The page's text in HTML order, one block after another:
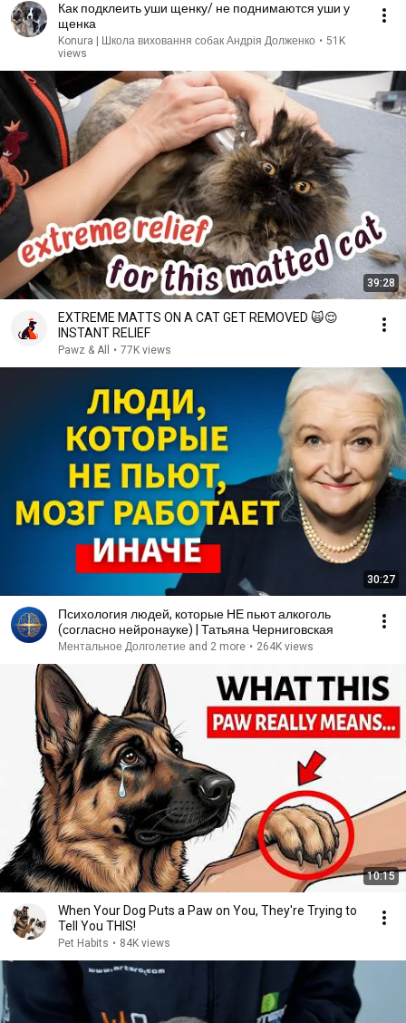
Как подклеить уши щенку/ не поднимаются уши у
щенка
Konura | Школа виховання собак Андрія Долженко • 51K
views
39:28
EXTREME MATTS ON A CAT GET REMOVED 🙀😌
INSTANT RELIEF
Pawz & All • 77K views
30:27
Психология людей, которые НЕ пьют алкоголь
(согласно нейронауке) | Татьяна Черниговская
Ментальное Долголетие and 2 more • 264K views
10:15
When Your Dog Puts a Paw on You, They're Trying to
Tell You THIS!
Pet Habits • 84K views